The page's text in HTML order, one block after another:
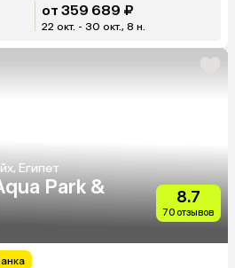
от 359 689 ₽
22 окт. - 30 окт., 8 н.
Египет
Park &
8.7
70 отзывов